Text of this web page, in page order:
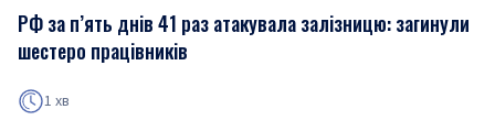
РФ за п’ять днів 41 раз атакувала залізницю: загинули
шестеро працівників
1 хв